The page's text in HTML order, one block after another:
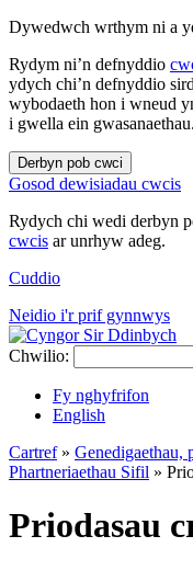
Dywedwch wrthym ni a
Rydym ni’n defnyddio
ydych chi’n defnyddio
wybodaeth hon i wneud
i gwella ein gwasanaethau.
Derbyn pob cwci
Gosod dewisiadau cwcis
Rydych chi wedi derbyn
cwcis ar unrhyw adeg.
Cuddio
Neidio i'r prif gynnwys
Chwilio:
Fy nghyfrifon
English
Cartref» Genedigaethau,
Phartneriaethau Sifil »
Priodasau